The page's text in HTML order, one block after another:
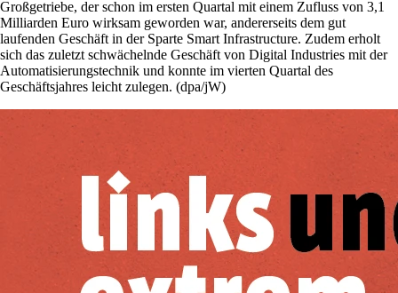
Großgetriebe, der schon im ersten Quartal mit einem Zufluss von 3,1
Milliarden Euro wirksam geworden war, andererseits dem gut
laufenden Geschäft in der Sparte Smart Infrastructure. Zudem erholt
sich das zuletzt schwächelnde Geschäft von Digital Industries mit der
Automatisierungstechnik und konnte im vierten Quartal des
Geschäftsjahres leicht zulegen. (dpa/jW)